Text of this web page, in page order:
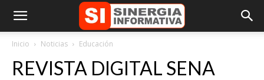
Inicio Noticias Educación
REVISTA DIGITAL SENA